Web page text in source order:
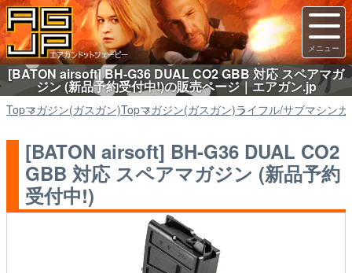
[BATON airsoft] BH-G36 DUAL CO2 GBB 対応 スペアマガ
ジン (新品予約受付中!)の販売ページ｜エアガン.jp
Topマガジン(ガスガン)Topマガジン(ガスガン)ライフル/サブマシン
[BATON airsoft] BH-G36 DUAL CO2
GBB 対応 スペアマガジン (新品予約
受付中!)